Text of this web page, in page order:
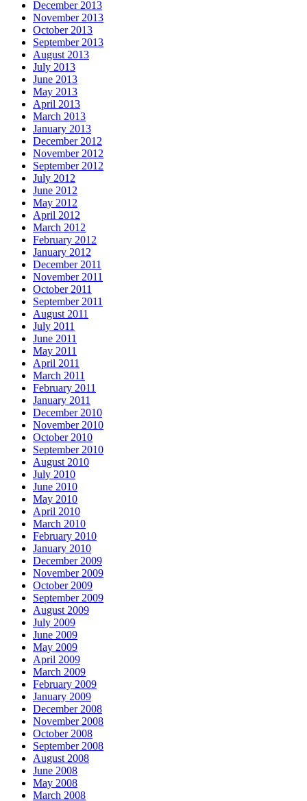
December 2013
November 2013
October 2013
September 2013
August 2013
July 2013
June 2013
May 2013
April 2013
March 2013
January 2013
December 2012
November 2012
September 2012
July 2012
June 2012
May 2012
April 2012
March 2012
February 2012
January 2012
December 2011
November 2011
October 2011
September 2011
August 2011
July 2011
June 2011
May 2011
April 2011
March 2011
February 2011
January 2011
December 2010
November 2010
October 2010
September 2010
August 2010
July 2010
June 2010
May 2010
April 2010
March 2010
February 2010
January 2010
December 2009
November 2009
October 2009
September 2009
August 2009
July 2009
June 2009
May 2009
April 2009
March 2009
February 2009
January 2009
December 2008
November 2008
October 2008
September 2008
August 2008
June 2008
May 2008
March 2008